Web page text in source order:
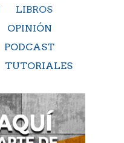
LIBROS
OPINIÓN
PODCAST
TUTORIALES